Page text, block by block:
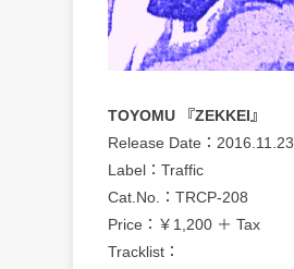
TOYOMU 『ZEKKEI』
Release Date：2016.11.23
Label：Traffic
Cat.No.：TRCP-208
Price：￥1,200 ＋ Tax
Tracklist：